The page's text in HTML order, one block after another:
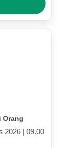
Orang
2026 | 09.00